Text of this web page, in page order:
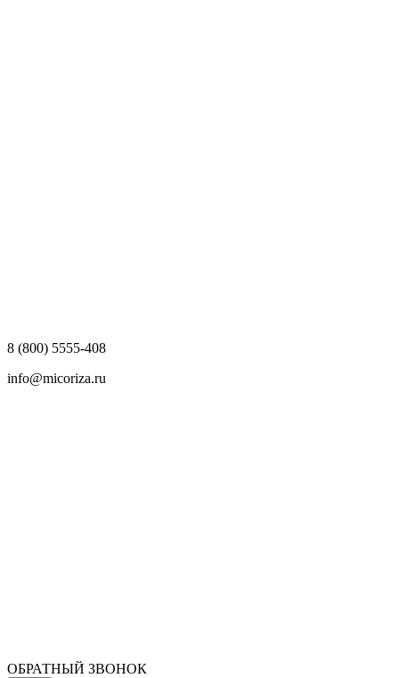
8 (800) 5555-408
info@micoriza.ru
ОБРАТНЫЙ ЗВОНОК